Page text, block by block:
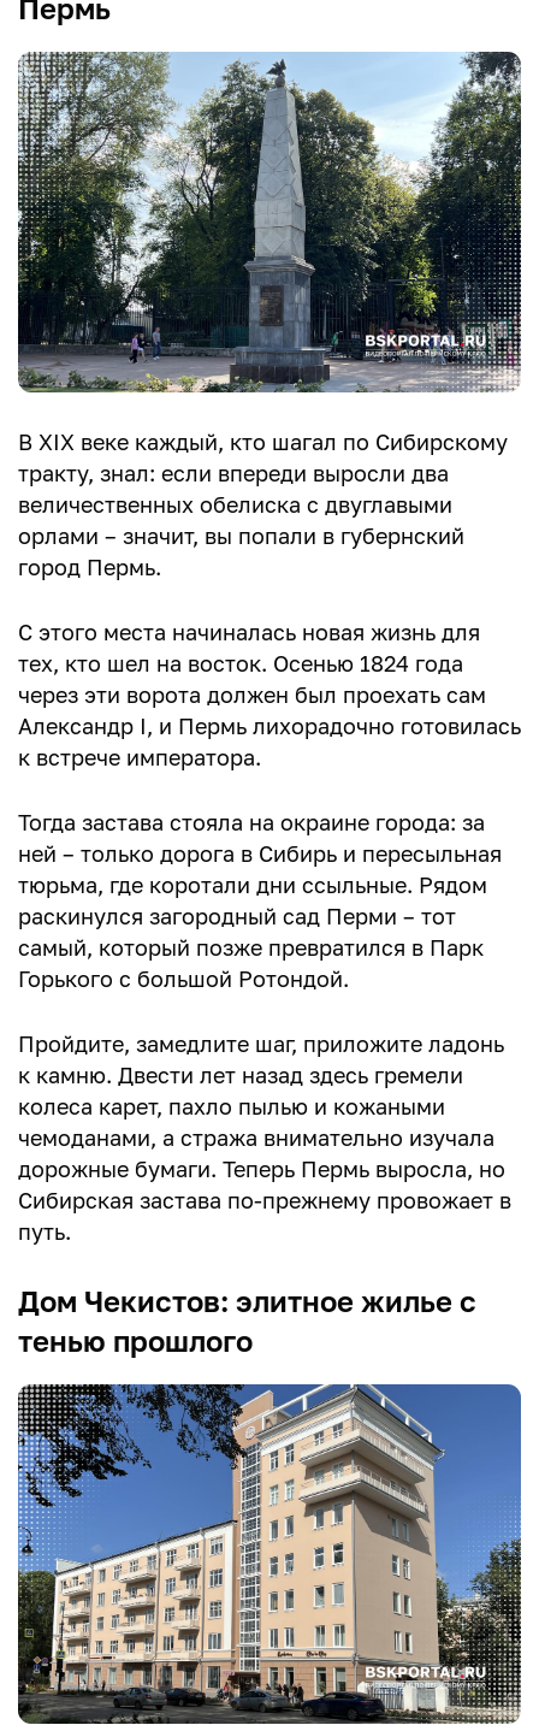
Пермь
В XIX веке каждый, кто шагал по Сибирскому
тракту, знал: если впереди выросли два
величественных обелиска с двуглавыми
орлами – значит, вы попали в губернский
город Пермь.
С этого места начиналась новая жизнь для
тех, кто шел на восток. Осенью 1824 года
через эти ворота должен был проехать сам
Александр I, и Пермь лихорадочно готовилась
к встрече императора.
Тогда застава стояла на окраине города: за
ней – только дорога в Сибирь и пересыльная
тюрьма, где коротали дни ссыльные. Рядом
раскинулся загородный сад Перми – тот
самый, который позже превратился в Парк
Горького с большой Ротондой.
Пройдите, замедлите шаг, приложите ладонь
к камню. Двести лет назад здесь гремели
колеса карет, пахло пылью и кожаными
чемоданами, а стража внимательно изучала
дорожные бумаги. Теперь Пермь выросла, но
Сибирская застава по-прежнему провожает в
путь.
Дом Чекистов: элитное жилье с
тенью прошлого